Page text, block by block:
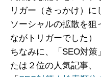
リガー（きっかけ）に
ソーシャルの拡散を狙
ながトリガーでした）
ちなみに、「SEO対策
たは２位の人気記事、